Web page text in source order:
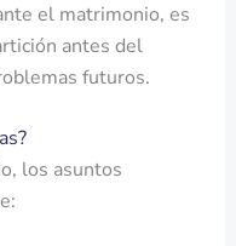
el matrimonio, es
antes del
futuros.
los asuntos